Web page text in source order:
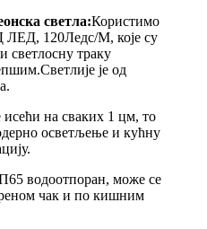
светла:Користимо
120Ледс/М, које су
светлосну траку
је од
на сваких 1 цм, то
осветљење и кућну
водоотпоран, може се
чак и по кишним